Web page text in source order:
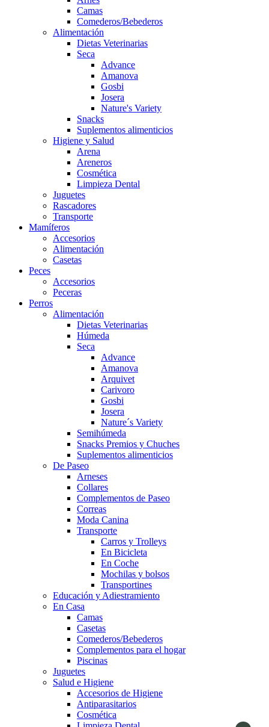
Camas
Comederos/Bebederos
Alimentación
Dietas Veterinarias
Seca
Advance
Amanova
Gosbi
Josera
Nature's Variety
Snacks
Suplementos alimenticios
Higiene y Salud
Arena
Areneros
Cosmética
Limpieza Dental
Juguetes
Rascadores
Transporte
Mamíferos
Accesorios
Alimentación
Casetas
Peces
Accesorios
Peceras
Perros
Alimentación
Dietas Veterinarias
Húmeda
Seca
Advance
Amanova
Arquivet
Carivoro
Gosbi
Josera
Nature´s Variety
Semihúmeda
Snacks Premios y Chuches
Suplementos alimenticios
De Paseo
Arneses
Collares
Complementos de Paseo
Correas
Moda Canina
Transporte
Carros y Trolleys
En Bicicleta
En Coche
Mochilas y bolsos
Transportines
Educación y Adiestramiento
En Casa
Camas
Casetas
Comederos/Bebederos
Complementos para el hogar
Piscinas
Juguetes
Salud e Higiene
Accesorios de Higiene
Antiparasitarios
Cosmética